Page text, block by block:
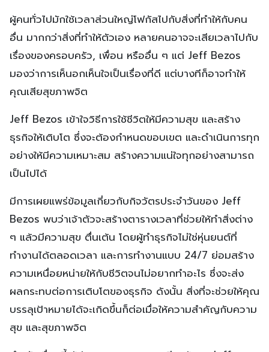
ผู้คนทั่วไปมักใช้เวลาส่วนใหญ่โฟกัสไปกับสิ่งที่ทำให้กับคน
อื่น มากกว่าสิ่งที่ทำให้ตัวเอง หลายคนอาจจะเสียเวลาไปกับ
เรื่องของครอบครัว, เพื่อน หรืออื่น ๆ แต่ Jeff Bezos
มองว่าการเห็นอกเห็นใจเป็นเรื่องที่ดี แต่บางทีก็อาจทำให้
คุณเสียสุขภาพจิต
Jeff Bezos เข้าใจวิธีการใช้ชีวิตให้มีความสุข และสร้าง
ธุรกิจให้เติบโต ซึ่งจะต้องกำหนดขอบเขต และดำเนินการทุก
อย่างให้มีความเหมาะสม สร้างความแน่ใจทุกอย่างสามารถ
เป็นไปได้
มีการเผยแพร่ข้อมูลเกี่ยวกับกิจวัตรประจำวันของ Jeff
Bezos พบว่าเจ้าตัวจะสร้างตารางเวลาที่ช่วยให้ทำสิ่งต่าง
ๆ แล้วมีความสุข ตื่นเต้น โดยผู้ทำธุรกิจไม่ใช่หุ่นยนต์ที่
ทำงานได้ตลอดเวลา และการทำงานแบบ 24/7 ย่อมสร้าง
ความเหนื่อยหน่ายให้กับชีวิตจนไม่อยากทำอะไร ซึ่งจะส่ง
ผลกระทบต่อการเติบโตของธุรกิจ ดังนั้น สิ่งที่จะช่วยให้คุณ
บรรลุเป้าหมายได้จะเกิดขึ้นก็ต่อเมื่อให้ความสำคัญกับความ
สุข และสุขภาพจิต